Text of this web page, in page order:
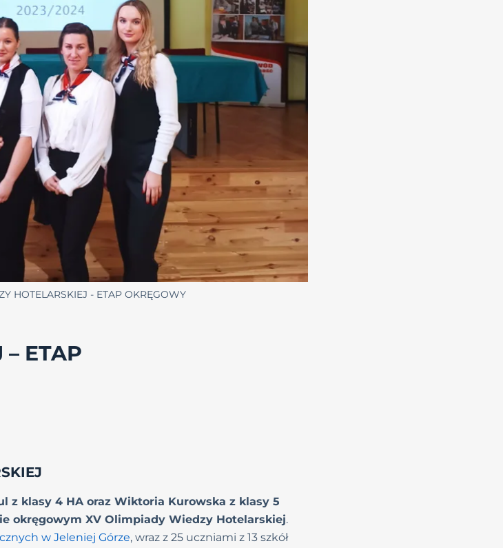
HOTELARSKIEJ - ETAP OKRĘGOWY
ETAP
z klasy 4 HA oraz Wiktoria Kurowska z klasy 5
okręgowym XV Olimpiady Wiedzy Hotelarskiej.
w Jeleniej Górze, wraz z 25 uczniami z 13 szkół